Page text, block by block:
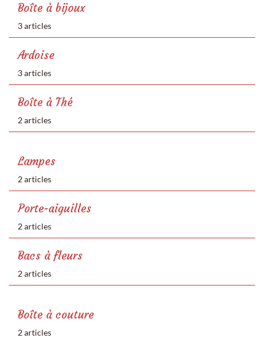
Boîte à bijoux
3 articles
Ardoise
3 articles
Boîte à Thé
2 articles
Lampes
2 articles
Porte-aiguilles
2 articles
Bacs à fleurs
2 articles
Boîte à couture
2 articles